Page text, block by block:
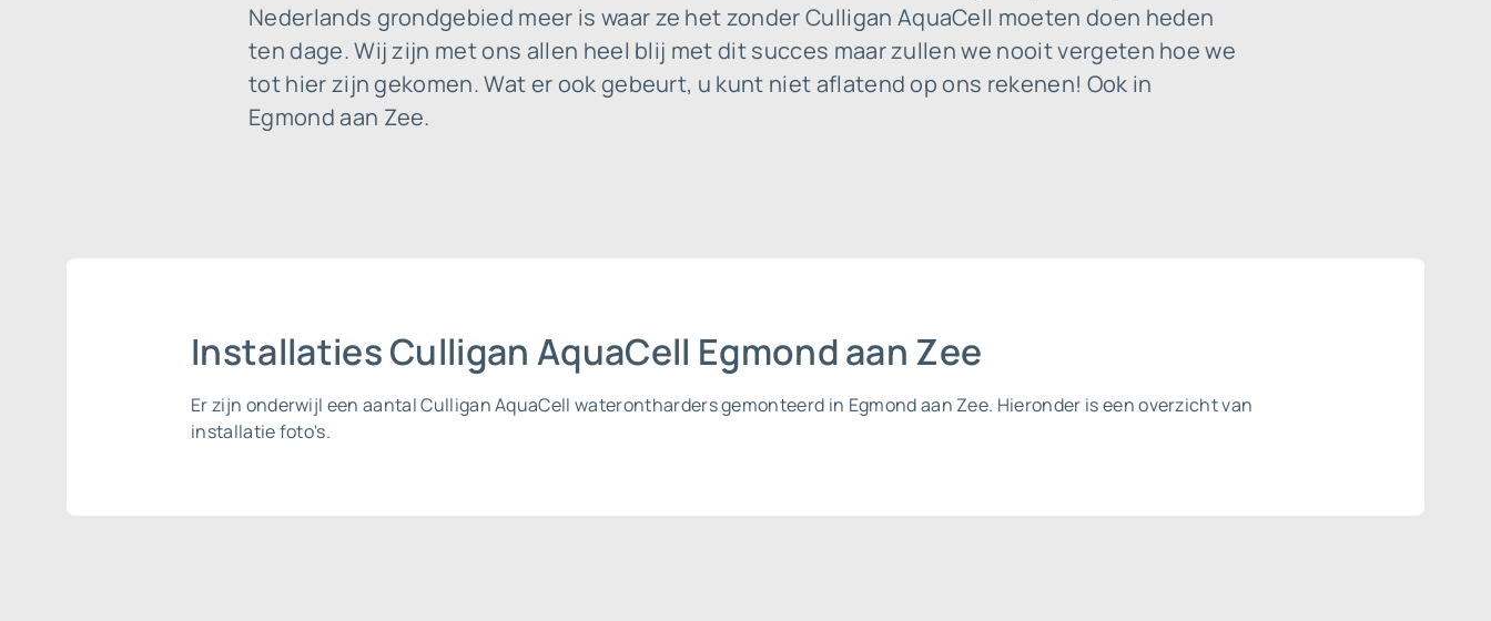
Nederlands grondgebied meer is waar ze het zonder Culligan AquaCell moeten doen heden
ten dage. Wij zijn met ons allen heel blij met dit succes maar zullen we nooit vergeten hoe we
tot hier zijn gekomen. Wat er ook gebeurt, u kunt niet aflatend op ons rekenen! Ook in
Egmond aan Zee.
Installaties Culligan AquaCell Egmond aan Zee
Er zijn onderwijl een aantal Culligan AquaCell waterontharders gemonteerd in Egmond aan Zee. Hieronder is een overzicht van
installatie foto's.